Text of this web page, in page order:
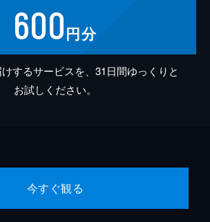
600円分
するサービスを、31日間ゆっくりと
お試しください。
今すぐ観る